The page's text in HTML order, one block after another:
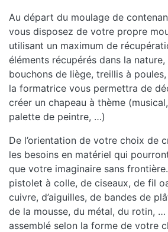
Au départ du moulage de
vous disposez de votre propre
utilisant un maximum de
éléments récupérés dans la
bouchons de liège, treillis à
la formatrice vous permettra de
créer un chapeau à thème
palette de peintre, …)
De l’orientation de votre choix de
les besoins en matériel qui
que votre imaginaire sans frontière.
pistolet à colle, de ciseaux, de fil
cuivre, d’aiguilles, de bandes de
de la mousse, du métal, du rotin, …
assemblé selon la forme de votre